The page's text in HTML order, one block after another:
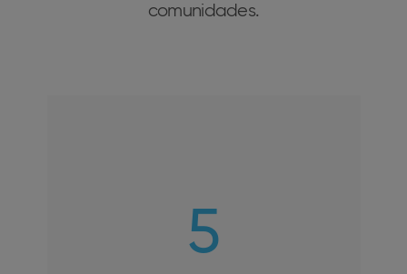
comunidades.
5